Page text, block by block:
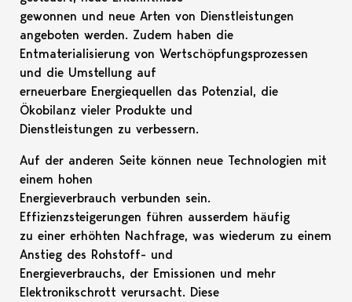
gewonnen und neue Arten von Dienstleistungen
angeboten werden. Zudem haben die
Entmaterialisierung von Wertschöpfungsprozessen
und die Umstellung auf
erneuerbare Energiequellen das Potenzial, die
Ökobilanz vieler Produkte und
Dienstleistungen zu verbessern.
Auf der anderen Seite können neue Technologien mit
einem hohen
Energieverbrauch verbunden sein.
Effizienzsteigerungen führen ausserdem häufig
zu einer erhöhten Nachfrage, was wiederum zu einem
Anstieg des Rohstoff- und
Energieverbrauchs, der Emissionen und mehr
Elektronikschrott verursacht. Diese